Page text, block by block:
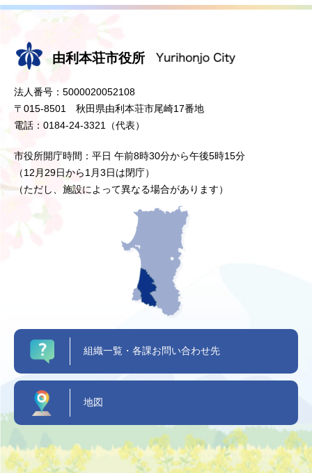
由利本荘市役所
法人番号：5000020052108
〒015-8501 秋田県由利本荘市尾崎17番地
電話：0184-24-3321（代表）
市役所開庁時間：平日 午前8時30分から午後5時15分
（12月29日から1月3日は閉庁）
（ただし、施設によって異なる場合があります）
組織一覧・各課お問い合わせ先
地図